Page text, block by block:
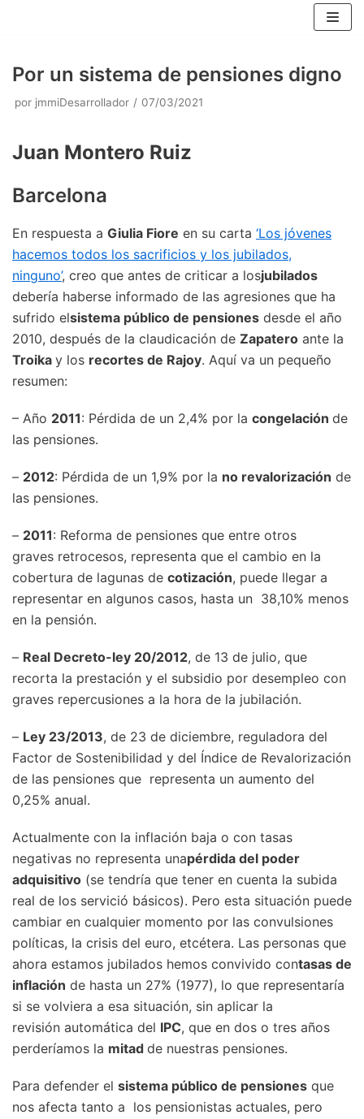
Por un sistema de pensiones digno
por jmmiDesarrollador 07/03/2021
Juan Montero Ruiz
Barcelona
En respuesta a Giulia Fiore en su carta ‘Los jóvenes
hacemos todos los sacrificios y los jubilados,
ninguno’, creo que antes de criticar a losjubilados
debería haberse informado de las agresiones que ha
sufrido elsistema público de pensiones desde el año
2010, después de la claudicación de Zapatero ante la
Troika y los recortes de Rajoy. Aquí va un pequeño
resumen:
– Año 2011: Pérdida de un 2,4% por la congelación de
las pensiones.
– 2012: Pérdida de un 1,9% por la no revalorización de
las pensiones.
– 2011: Reforma de pensiones que entre otros
graves retrocesos, representa que el cambio en la
cobertura de lagunas de cotización, puede llegar a
representar en algunos casos, hasta un 38,10% menos
en la pensión.
– Real Decreto-ley 20/2012, de 13 de julio, que
recorta la prestación y el subsidio por desempleo con
graves repercusiones a la hora de la jubilación.
– Ley 23/2013, de 23 de diciembre, reguladora del
Factor de Sostenibilidad y del Índice de Revalorización
de las pensiones que representa un aumento del
0,25% anual.
Actualmente con la inflación baja o con tasas
negativas no representa unapérdida del poder
adquisitivo (se tendría que tener en cuenta la subida
real de los servició básicos). Pero esta situación puede
cambiar en cualquier momento por las convulsiones
políticas, la crisis del euro, etcétera. Las personas que
ahora estamos jubilados hemos convivido contasas de
inflación de hasta un 27% (1977), lo que representaría
si se volviera a esa situación, sin aplicar la
revisión automática del IPC, que en dos o tres años
perderíamos la mitad de nuestras pensiones.
Para defender el sistema público de pensiones que
nos afecta tanto a los pensionistas actuales, pero